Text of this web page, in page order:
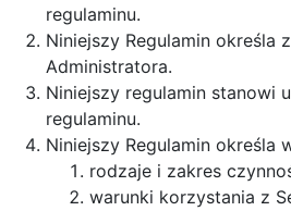
regulaminu.
Niniejszy Regulamin
Administratora.
Niniejszy regulamin stanowi
regulaminu.
Niniejszy Regulamin określa
rodzaje i zakres
warunki korzystania z